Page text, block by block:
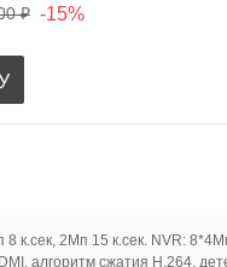
₽ -15%
к.сек, 2Mп 15 к.сек. NVR:
алгоритм сжатия H.264,